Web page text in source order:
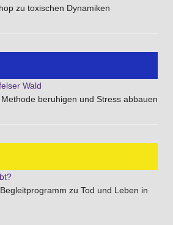
zu toxischen Dynamiken
Wald
beruhigen und Stress abbauen
zu Tod und Leben in